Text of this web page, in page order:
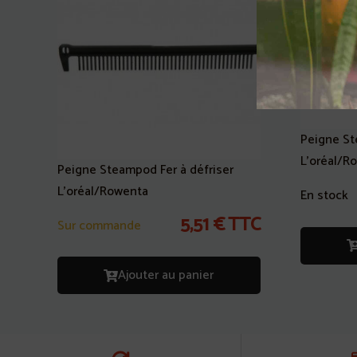
Peigne Steampod Fer à défriser
L’oréal/Rowenta
Sur commande
5,51€TTC
Ajouter au panier
Peigne
L’oréal/
En stock